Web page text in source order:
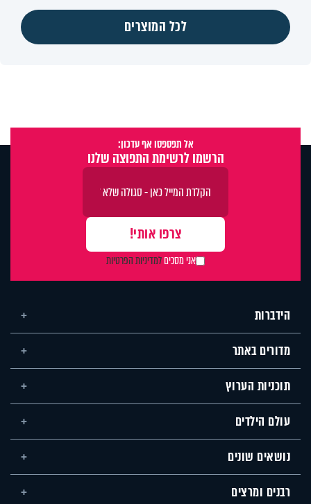
לכל המוצרים
אל תפספסו אף עדכון:
הרשמו לרשימת התפוצה שלנו
אני מסכיםלמדיניות הפרטיות
הידברות
מדורים באתר
תוכניות הערוץ
עולם הילדים
נושאים שונים
רבנים ומרצים